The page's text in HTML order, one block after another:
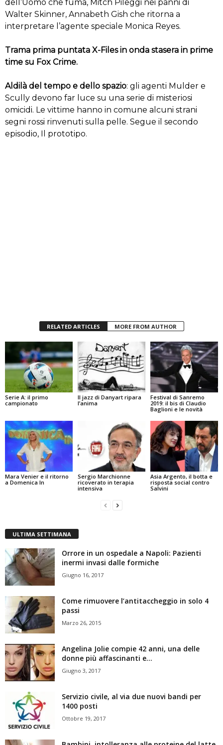
dell’Uomo che fuma, Mitch Pileggi nei panni di
Walter Skinner, Annabeth Gish che ritorna a
interpretare l’agente speciale Monica Reyes.
Trama prima puntata X-Files in onda stasera in prime
time su Fox Crime.
Aldilà del tempo e dello spazio: gli agenti Mulder e
Scully devono far luce su una serie di misteriosi
omicidi. Le vittime hanno in comune alcuni strani
segni rossi rinvenuti sulla pelle. Segue il secondo
episodio, Il prototipo.
RELATED ARTICLES MORE FROM AUTHOR
Serie A: il primo
campionato
Il jazz di Danyart ripara
l’anima
Festival di Sanremo
2019: il bis di Claudio
Baglioni e le novità
Mara Venier e il ritorno
a Domenica In
Sergio Marchionne
ricoverato in terapia
intensiva
Asia Argento, il botta e
risposta social contro
Salvini
ULTIMA SETTIMANA
Orrore in un ospedale a Napoli: Pazienti
inermi invasi dalle formiche
Giugno 16, 2017
Come rimuovere l’antitaccheggio in solo 4
passi
Marzo 26, 2015
Angelina Jolie compie 42 anni, una delle
donne più affascinanti e...
Giugno 3, 2017
Servizio civile, al via due nuovi bandi per
1400 posti
Ottobre 19, 2017